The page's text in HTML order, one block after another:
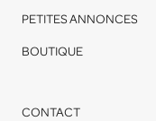
PETITES ANNONCES
BOUTIQUE
CONTACT